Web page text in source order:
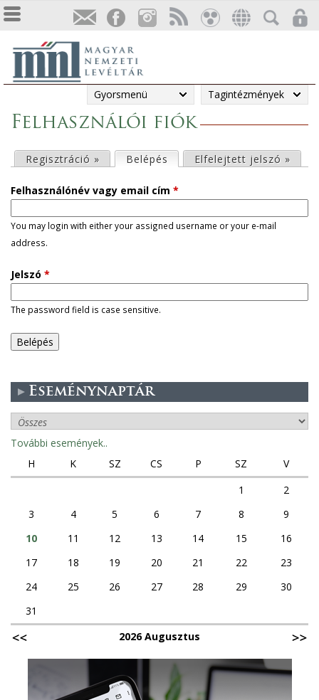
Gyorsmenü Tagintézmények
Felhasználói fiók
l
s
ő
d
l
e
e
s
Regisztráció » Belépés (aktív fül)Elfelejtett jelszó »
Felhasználónév vagy email cím *
You may login with either your assigned username or your e-mail
address.
Jelszó *
The password field is case sensitive.
Eseménynaptár
További események..
H
K SZ CS P SZ
V
1
2
3
4 5 6 7 8
9
10
11 12 13 14 15
16
17
18 19 20 21 22
23
24
25 26 27 28 29
30
31
2026 Augusztus